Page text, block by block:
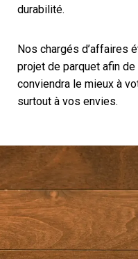
durabilité.
Nos chargés d’affaires
projet de parquet afin
conviendra le mieux à
surtout à vos envies.